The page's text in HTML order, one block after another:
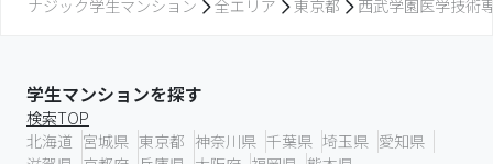
ナジック学生マンション 全エリア 東京都 西武学園医学技術
学生マンションを探す
検索TOP
北海道 宮城県 東京都 神奈川県 千葉県 埼玉県 愛知県